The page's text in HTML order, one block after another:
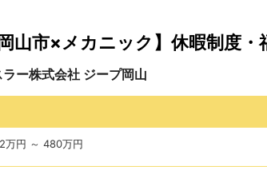
ン
岡山市×メカニック】休暇制度
ラー株式会社 ジープ岡山
万円 ～ 480万円